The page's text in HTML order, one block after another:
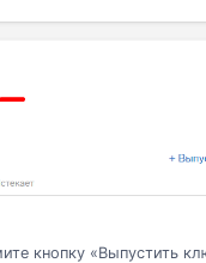
кнопку «Выпустить